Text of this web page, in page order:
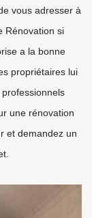
vous adresser à
Rénovation si
a la bonne
propriétaires lui
une rénovation
et demandez un